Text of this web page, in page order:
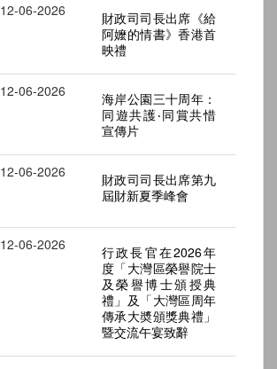
12-06-2026
財政司司長出席《給
阿嬤的情書》香港首
映禮
12-06-2026
海岸公園三十周年：
同遊共護‧同賞共惜
宣傳片
12-06-2026
財政司司長出席第九
屆財新夏季峰會
12-06-2026
行政長官在2026年
度「大灣區榮譽院士
及榮譽博士頒授典
禮」及「大灣區周年
傳承大奬頒獎典禮」
暨交流午宴致辭